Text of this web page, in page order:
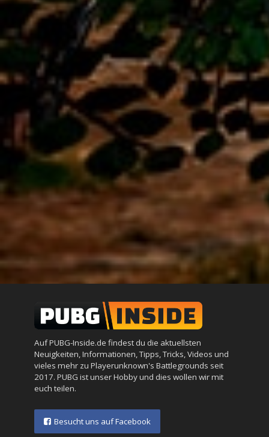
Auf PUBG-Inside.de findest du die aktuellsten
Neuigkeiten, Informationen, Tipps, Tricks, Videos und
vieles mehr zu Playerunknown's Battlegrounds seit
2017. PUBG ist unser Hobby und dies wollen wir mit
euch teilen.
Besucht uns auf Facebook